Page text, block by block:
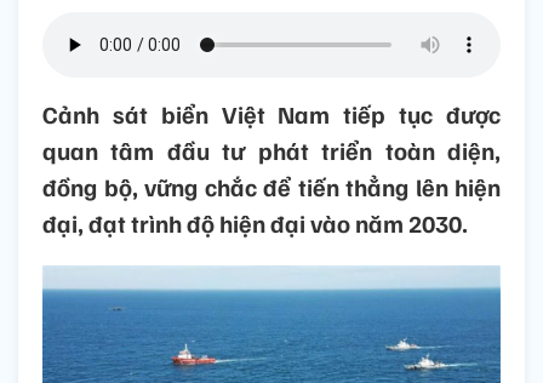
Cảnh sát biển Việt Nam tiếp tục được
quan tâm đầu tư phát triển toàn diện,
đồng bộ, vững chắc để tiến thẳng lên hiện
đại, đạt trình độ hiện đại vào năm 2030.